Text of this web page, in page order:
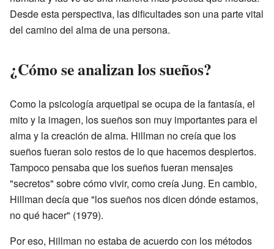
Desde esta perspectiva, las dificultades son una parte vital
del camino del alma de una persona.
¿Cómo se analizan los sueños?
Como la psicología arquetipal se ocupa de la fantasía, el
mito y la imagen, los sueños son muy importantes para el
alma y la creación de alma. Hillman no creía que los
sueños fueran solo restos de lo que hacemos despiertos.
Tampoco pensaba que los sueños fueran mensajes
"secretos" sobre cómo vivir, como creía Jung. En cambio,
Hillman decía que "los sueños nos dicen dónde estamos,
no qué hacer" (1979).
Por eso, Hillman no estaba de acuerdo con los métodos